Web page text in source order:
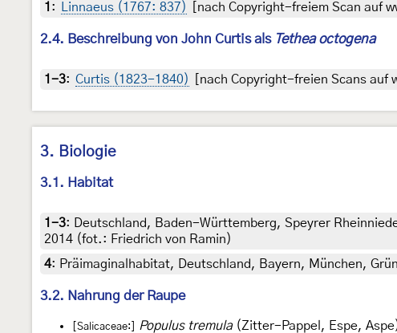
1 : Linnaeus (1767: 837) [nach Copyright-freiem Scan auf
2.4. Beschreibung von John Curtis als Tethea octogena
1-3: Curtis (1823-1840) [nach Copyright-freien Scans auf
3. Biologie
3.1. Habitat
1-3: Deutschland, Baden-Württemberg, Speyrer
2014 (fot.: Friedrich von Ramin)
4: Präimaginalhabitat, Deutschland, Bayern, München,
3.2. Nahrung der Raupe
[Salicaceae:] Populus tremula(Zitter-Pappel, Espe,